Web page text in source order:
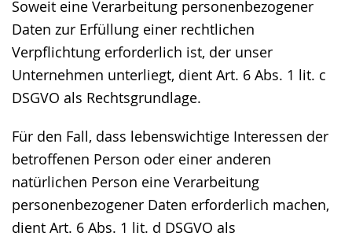
Soweit eine Verarbeitung personenbezogener
Daten zur Erfüllung einer rechtlichen
Verpflichtung erforderlich ist, der unser
Unternehmen unterliegt, dient Art. 6 Abs. 1 lit. c
DSGVO als Rechtsgrundlage.
Für den Fall, dass lebenswichtige Interessen der
betroffenen Person oder einer anderen
natürlichen Person eine Verarbeitung
personenbezogener Daten erforderlich machen,
dient Art. 6 Abs. 1 lit. d DSGVO als